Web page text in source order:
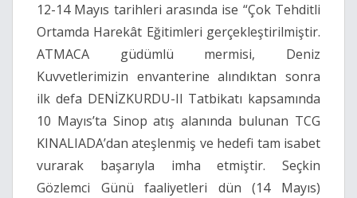
12-14 Mayıs tarihleri arasında ise “Çok Tehditli
Ortamda Harekât Eğitimleri gerçekleştirilmiştir.
ATMACA güdümlü mermisi, Deniz
Kuvvetlerimizin envanterine alındıktan sonra
ilk defa DENİZKURDU-II Tatbikatı kapsamında
10 Mayıs’ta Sinop atış alanında bulunan TCG
KINALIADA’dan ateşlenmiş ve hedefi tam isabet
vurarak başarıyla imha etmiştir. Seçkin
Gözlemci Günü faaliyetleri dün (14 Mayıs)